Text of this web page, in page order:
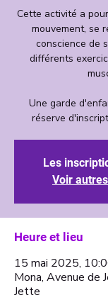
Cette activité a
mouvement, se
conscience de
différents
Une garde
Les
Voir
Heure et lieu
15 mai 2025,
Mona, Avenue
Jette